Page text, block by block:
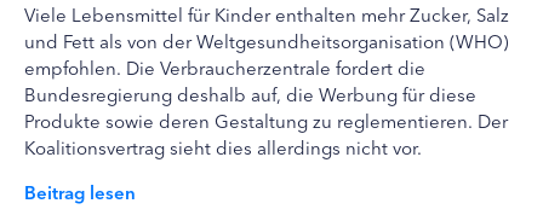
Viele Lebensmittel für Kinder enthalten mehr Zucker, Salz
und Fett als von der Weltgesundheitsorganisation (WHO)
empfohlen. Die Verbraucherzentrale fordert die
Bundesregierung deshalb auf, die Werbung für diese
Produkte sowie deren Gestaltung zu reglementieren. Der
Koalitionsvertrag sieht dies allerdings nicht vor.
Beitrag lesen